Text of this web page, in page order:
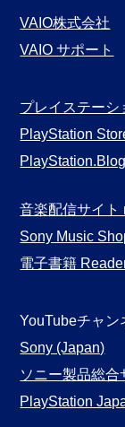
VAIO株式会社
VAIO サポート
プレイステーシ
PlayStation
PlayStation.Blog
音楽配信サイト
Sony Music
電子書籍
YouTubeチャン
Sony (Japan)
ソニー製品総合
PlayStation